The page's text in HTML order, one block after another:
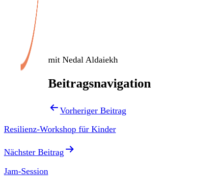
mit Nedal Aldaiekh
Beitragsnavigation
Vorheriger Beitrag
Resilienz-Workshop für Kinder
Nächster Beitrag
Jam-Session